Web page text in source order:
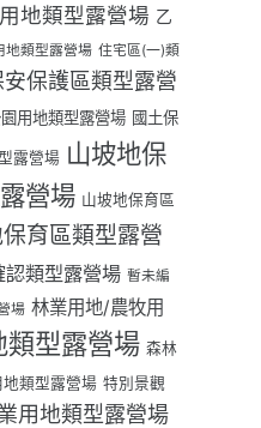
地類型露營場 乙
地類型露營場 住宅區(一)類
安保護區類型露營
用地類型露營場 國土保
露營場 山坡地保
營場 山坡地保育區
育區類型露營
認類型露營場 暫未編
場 林業用地/農牧用
類型露營場 森林
地類型露營場 特別景觀
用地類型露營場